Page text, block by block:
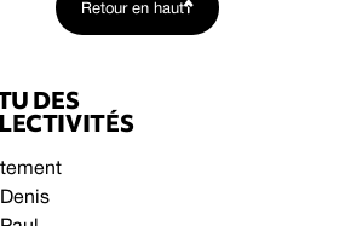
Retour en haut
DES